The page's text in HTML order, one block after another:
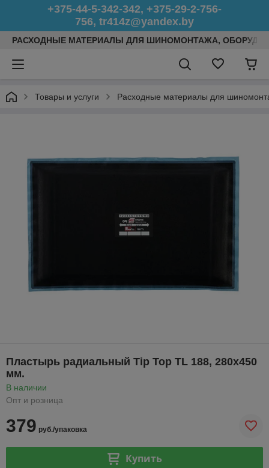
+375-44-5-342-342, +375-29-2-756-
756, tr414z@yandex.by
РАСХОДНЫЕ МАТЕРИАЛЫ ДЛЯ ШИНОМОНТАЖА,
Товары и услуги Расходные материалы для
Пластырь радиальный Tip Top TL 188, 280х450
мм.
В наличии
Опт и розница
379 руб./упаковка
Купить